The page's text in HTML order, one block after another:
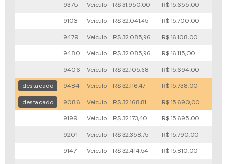
9375
Veículo R$ 31.950,00 R$ 15.655,00
9103
Veículo R$ 32.041,45 R$ 15.700,00
9479
Veículo R$ 32.085,96 R$ 16.108,00
9480
Veículo R$ 32.085,96 R$ 16.115,00
9406
Veículo R$ 32.105,68 R$ 15.694,00
destacado
9484 Veículo R$ 32.116,47 R$ 15.738,00
destacado
9086 Veículo R$ 32.168,81 R$ 15.690,00
9199
Veículo R$ 32.173,40 R$ 15.695,00
9201
Veículo R$ 32.358,75 R$ 15.790,00
9147
Veículo R$ 32.414,54 R$ 15.810,00